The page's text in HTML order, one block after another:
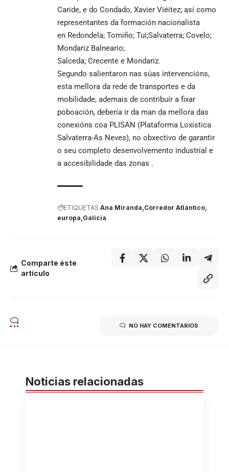
Caride, e do Condado, Xavier Viéitez; así como
representantes da formación nacionalista
en Redondela; Tomiño; Tui;Salvaterra; Covelo;
Mondariz Balneario;
Salceda; Crecente e Mondariz.
Segundo salientaron nas súas intervencións,
esta mellora da rede de transportes e da
mobilidade, ademais de contribuír a fixar
poboación, debería ir da man da mellora das
conexións coa PLISAN (Plataforma Loxística
Salvaterra-As Neves), no obxectivo de garantir
o seu completo desenvolvemento industrial e
a accesibilidade das zonas .
ETIQUETAS Ana Miranda Corredor Atlántico
europa Galicia
Comparte éste
artículo
NO HAY COMENTARIOS
Noticias relacionadas